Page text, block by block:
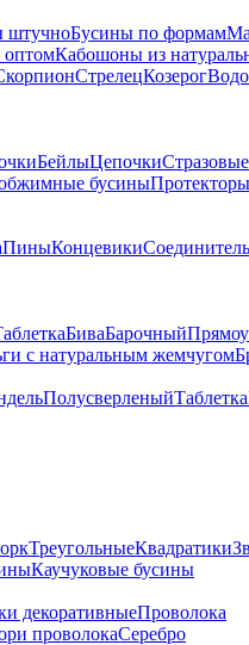
штучноБусины по формам
оптомКабошоны из
СтрелецКозерог
БейлыЦепочки
бусины
ПиныКонцевики
БиваБарочный
с натуральным жемчугом
ПолусверленыйТаблетка
ТреугольныеКвадратики
Каучуковые бусины
декоративныеПроволока
проволокаСеребро